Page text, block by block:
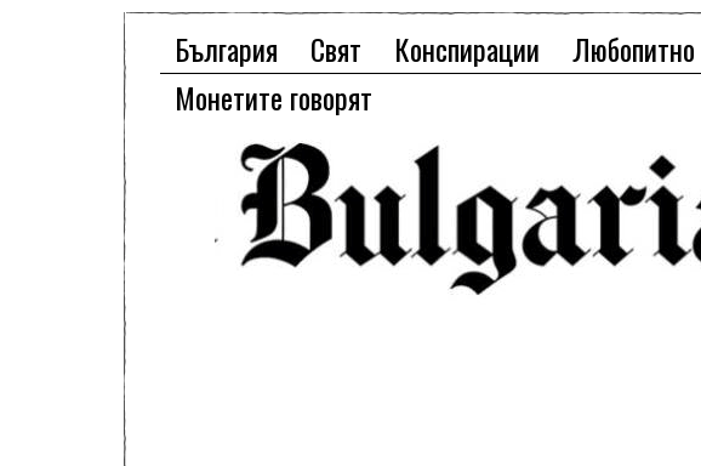
България Свят Конспирации
Любопитно
Монетите говорят